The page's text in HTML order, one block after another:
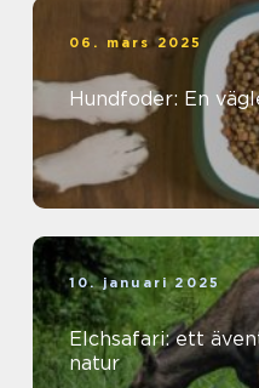
06. mars 2025
Hundfoder: En
10. januari 2025
Elchsafari: ett
natur